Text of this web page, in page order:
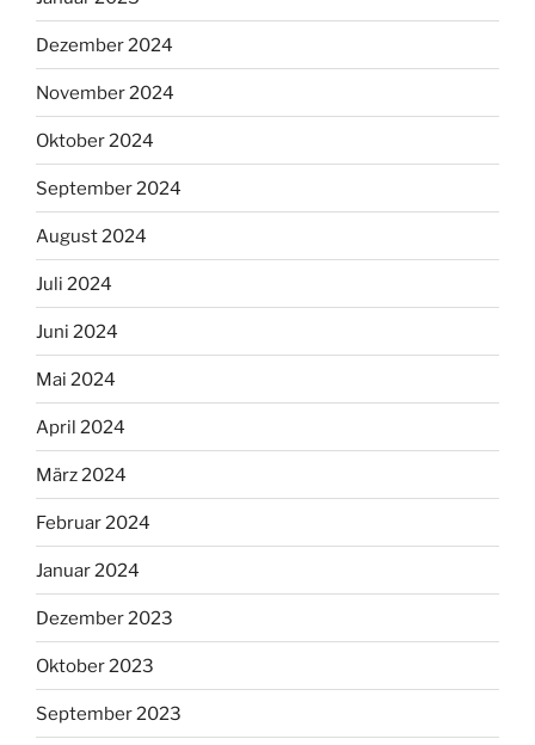
Dezember 2024
November 2024
Oktober 2024
September 2024
August 2024
Juli 2024
Juni 2024
Mai 2024
April 2024
März 2024
Februar 2024
Januar 2024
Dezember 2023
Oktober 2023
September 2023